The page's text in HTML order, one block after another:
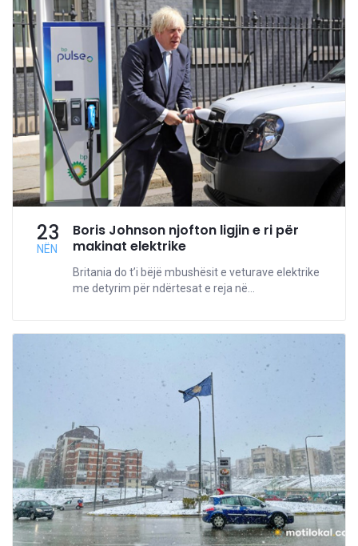
23
NËN
Boris Johnson njofton ligjin e ri për
makinat elektrike
Britania do t’i bëjë mbushësit e veturave elektrike
me detyrim për ndërtesat e reja në...